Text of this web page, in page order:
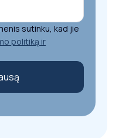
sutinku, kad jie
politiką ir